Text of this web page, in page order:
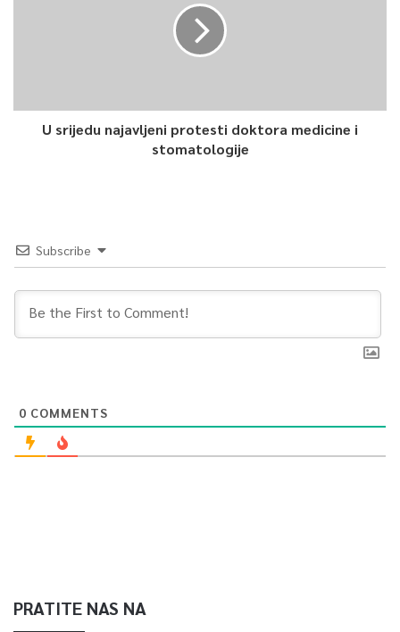
U srijedu najavljeni protesti doktora medicine i
stomatologije
Subscribe
0 COMMENTS
PRATITE NAS NA